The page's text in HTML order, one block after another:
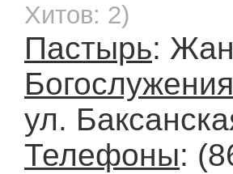
Хитов: 2)
Пастырь:
Богослужения
ул.
Телефоны: